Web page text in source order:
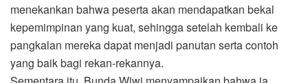
menekankan bahwa peserta akan mendapatkan bekal
kepemimpinan yang kuat, sehingga setelah kembali ke
pangkalan mereka dapat menjadi panutan serta contoh
yang baik bagi rekan-rekannya.